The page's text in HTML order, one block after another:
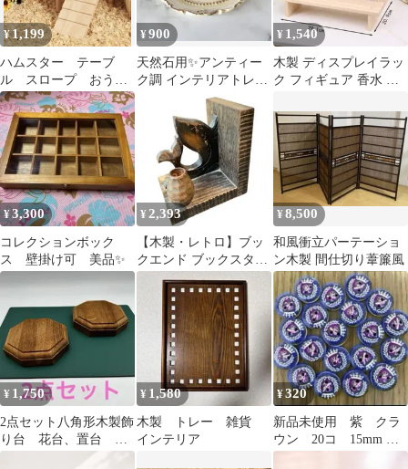
¥1,199
ハムスター テーブ
ル スロープ おう
ち ハウス 木製 隠
れ家
¥900
天然石用✨アンティー
ク調 インテリアトレイ
✨ シャビーシック
¥ 1,540
木製 ディスプレイラッ
ク フィギュア 香水 飾
¥3,300
コレクションボック
ス 壁掛け可 美品✨
¥ 2,393
【木製・レトロ】ブッ
クエンド ブックスタン
ド 魚モチーフ 彫刻 小
物入れ付き
¥8,500
和風衝立パーテーショ
ン木製 間仕切り葦簾風
¥ 1,750
2点セット八角形木製飾
り台 花台、置台 台
¥ 1,580
木製 トレー 雑貨
インテリア
¥320
新品未使用 紫 クラ
ウン 20コ 15mm ウ
ッドボタン 木のボタ